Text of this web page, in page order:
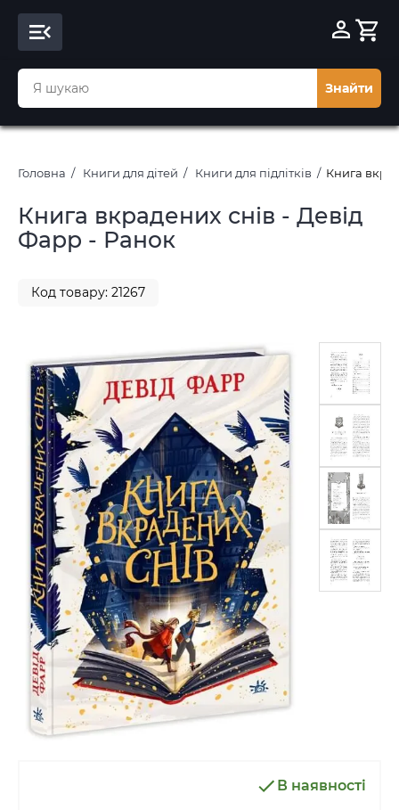
Знайти
Головна Книги для дітей Книги для підлітків Книга
Книга вкрадених снів - Девід
Фарр - Ранок
Код товару: 21267
В наявності